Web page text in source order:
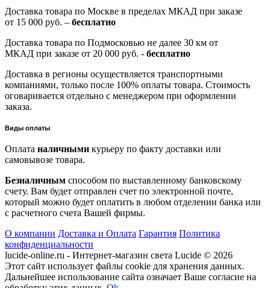
Доставка товара по Москве в пределах МКАД при заказе
от 15 000 руб. – бесплатно
Доставка товара по Подмосковью не далее 30 км от
МКАД при заказе от 20 000 руб. - бесплатно
Доставка в регионы осуществляется транспортными
компаниями, только после 100% оплаты товара. Стоимость
оговаривается отдельно с менеджером при оформлении
заказа.
Виды оплаты
Оплата наличными курьеру по факту доставки или
самовывозе товара.
Безналичным способом по выставленному банковскому
счету. Вам будет отправлен счет по электронной почте,
который можно будет оплатить в любом отделении банка или
с расчетного счета Вашей фирмы.
О компании Доставка и Оплата Гарантия Политика
конфиденциальности
lucide-online.ru - Интернет-магазин света Lucide © 2026
Этот сайт использует файлы cookie для хранения данных.
Дальнейшее использование сайта означает Ваше согласие на